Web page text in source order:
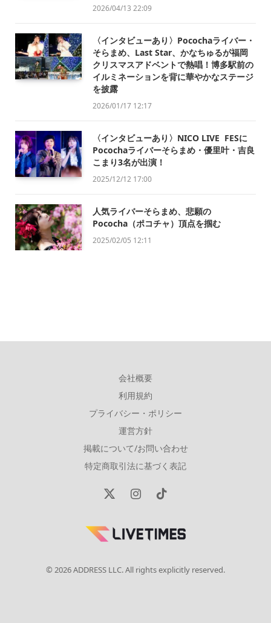
2026/04/13 22:09
〈インタビューあり〉Pocochaライバー・
そらまめ、Last Star、かなちゅるが福岡
クリスマスアドベントで熱唱！博多駅前の
イルミネーションを背に華やかなステージ
を披露
2026/01/17 12:17
〈インタビューあり〉NICO LIVE FESに
Pocochaライバーそらまめ・優里叶・吉良
こまり3名が出演！
2025/12/12 17:00
人気ライバーそらまめ、悲願の
Pococha（ポコチャ）頂点を掴む
2025/02/05 12:11
会社概要
利用規約
プライバシー・ポリシー
運営方針
掲載について/お問い合わせ
特定商取引法に基づく表記
X
InstagramTikTok
© 2026 ADDRESS LLC. All rights explicitly reserved.